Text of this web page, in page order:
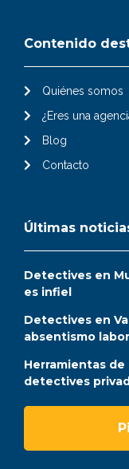
Contenido
Quiénes somos
¿Eres una
Blog
Contacto
Últimas
Detectives en
es infiel
Detectives en
absentismo
Herramientas
detectives